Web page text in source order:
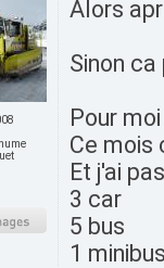
Alors
Sinon
Pour
Ce mois
Et j'ai
3 car
5 bus
1